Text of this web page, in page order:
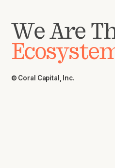
We Are
© Coral Capital, Inc.